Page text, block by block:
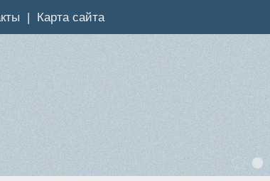
Карта сайта